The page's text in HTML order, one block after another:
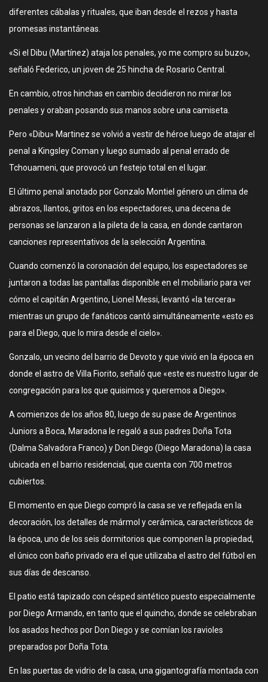
diferentes cábalas y rituales, que iban desde el rezos y hasta
promesas instantáneas.
«Si el Dibu (Martínez) ataja los penales, yo me compro su buzo»,
señaló Federico, un joven de 25 hincha de Rosario Central.
En cambio, otros hinchas en cambio decidieron no mirar los
penales y oraban posando sus manos sobre una camiseta.
Pero «Dibu» Martinez se volvió a vestir de héroe luego de atajar el
penal a Kingsley Coman y luego sumado al penal errado de
Tchouameni, que provocó un festejo total en el lugar.
El último penal anotado por Gonzalo Montiel género un clima de
abrazos, llantos, gritos en los espectadores, una decena de
personas se lanzaron a la pileta de la casa, en donde cantaron
canciones representativos de la selección Argentina.
Cuando comenzó la coronación del equipo, los espectadores se
juntaron a todas las pantallas disponible en el mobiliario para ver
cómo el capitán Argentino, Lionel Messi, levantó «la tercera»
mientras un grupo de fanáticos cantó simultáneamente «esto es
para el Diego, que lo mira desde el cielo».
Gonzalo, un vecino del barrio de Devoto y que vivió en la época en
donde el astro de Villa Fiorito, señaló que «este es nuestro lugar de
congregación para los que quisimos y queremos a Diego».
A comienzos de los años 80, luego de su pase de Argentinos
Juniors a Boca, Maradona le regaló a sus padres Doña Tota
(Dalma Salvadora Franco) y Don Diego (Diego Maradona) la casa
ubicada en el barrio residencial, que cuenta con 700 metros
cubiertos.
El momento en que Diego compró la casa se ve reflejada en la
decoración, los detalles de mármol y cerámica, característicos de
la época, uno de los seis dormitorios que componen la propiedad,
el único con baño privado era el que utilizaba el astro del fútbol en
sus días de descanso.
El patio está tapizado con césped sintético puesto especialmente
por Diego Armando, en tanto que el quincho, donde se celebraban
los asados hechos por Don Diego y se comían los ravioles
preparados por Doña Tota.
En las puertas de vidrio de la casa, una gigantografía montada con